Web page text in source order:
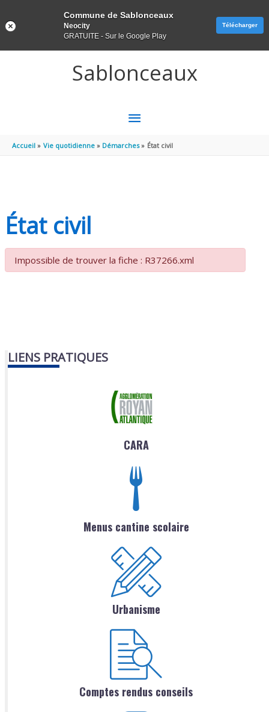
Sablonceaux
MENU
PRINCIPAL
Accueil Vie quotidienne Démarches État civil
État civil
Impossible de trouver la fiche : R37266.xml
LIENS PRATIQUES
CARA
Menus cantine scolaire
Urbanisme
Comptes rendus conseils
Commune de Sablonceaux
Neocity
GRATUITE - Sur le Google Play
Télécharger